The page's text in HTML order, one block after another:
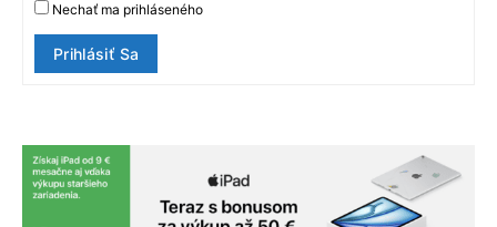
Nechať ma prihláseného
Prihlásiť Sa